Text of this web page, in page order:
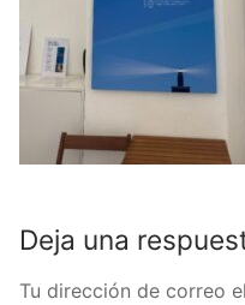
Deja una
Tu dirección de correo